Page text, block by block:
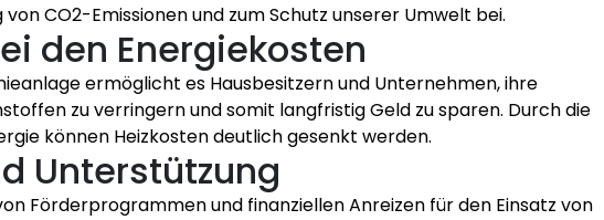
CO2-Emissionen und zum Schutz unserer Umwelt bei.
den Energiekosten
ermöglicht es Hausbesitzern und Unternehmen, ihre
zu verringern und somit langfristig Geld zu sparen. Durch die
können Heizkosten deutlich gesenkt werden.
Unterstützung
Förderprogrammen und finanziellen Anreizen für den Einsatz von